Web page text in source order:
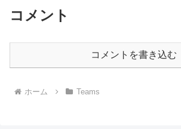
コメント
コメントを書き込む
ホーム Teams